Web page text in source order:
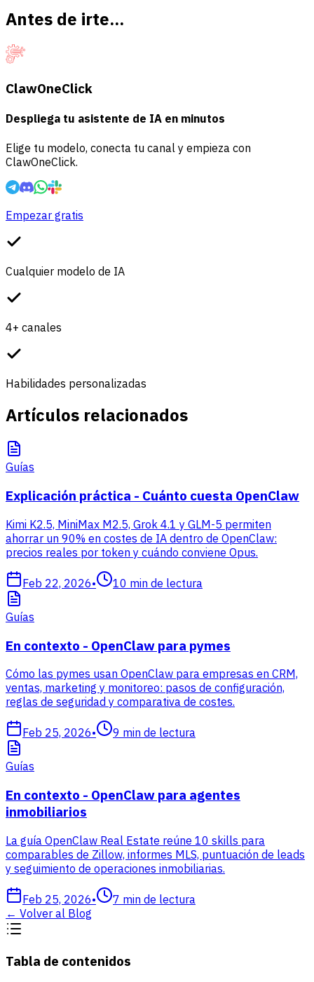
Antes de irte...
ClawOneClick
Despliega tu asistente de IA en minutos
Elige tu modelo, conecta tu canal y empieza con
ClawOneClick.
Empezar gratis
Cualquier modelo de IA
4+ canales
Habilidades personalizadas
Artículos relacionados
Guías
Explicación práctica - Cuánto cuesta OpenClaw
Kimi K2.5, MiniMax M2.5, Grok 4.1 y GLM-5 permiten
ahorrar un 90% en costes de IA dentro de OpenClaw:
precios reales por token y cuándo conviene Opus.
Feb 22, 2026• 10 min de lectura
Guías
En contexto - OpenClaw para pymes
Cómo las pymes usan OpenClaw para empresas en CRM,
ventas, marketing y monitoreo: pasos de configuración,
reglas de seguridad y comparativa de costes.
Feb 25, 2026• 9 min de lectura
Guías
En contexto - OpenClaw para agentes
inmobiliarios
La guía OpenClaw Real Estate reúne 10 skills para
comparables de Zillow, informes MLS, puntuación de leads
y seguimiento de operaciones inmobiliarias.
Feb 25, 2026• 7 min de lectura
← Volver al Blog
Tabla de contenidos